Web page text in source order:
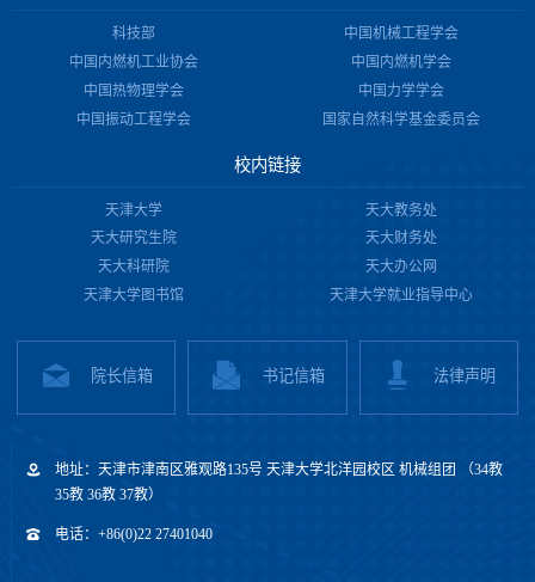
科技部
中国机械工程学会
中国内燃机工业协会
中国内燃机学会
中国热物理学会
中国力学学会
中国振动工程学会
国家自然科学基金委员会
校内链接
天津大学
天大教务处
天大研究生院
天大财务处
天大科研院
天大办公网
天津大学图书馆
天津大学就业指导中心
院长信箱 书记信箱 法律声明
地址：天津市津南区雅观路135号 天津大学北洋园校区 机械组团 （34教
35教 36教 37教）
电话：+86(0)22 27401040